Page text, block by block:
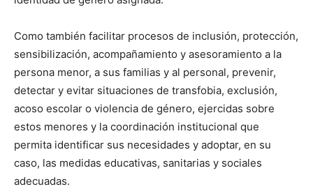
Como también facilitar procesos de inclusión, protección,
sensibilización, acompañamiento y asesoramiento a la
persona menor, a sus familias y al personal, prevenir,
detectar y evitar situaciones de transfobia, exclusión,
acoso escolar o violencia de género, ejercidas sobre
estos menores y la coordinación institucional que
permita identificar sus necesidades y adoptar, en su
caso, las medidas educativas, sanitarias y sociales
adecuadas.